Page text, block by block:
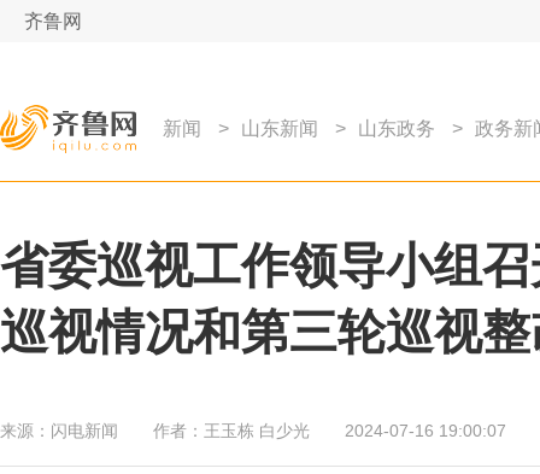
齐鲁网
新闻 > 山东新闻 > 山东政务 > 政务新
省委巡视工作领导小组
巡视情况和第三轮巡视
来源： 闪电新闻 作者： 王玉栋 白少光 2024-07-16 19:00:07